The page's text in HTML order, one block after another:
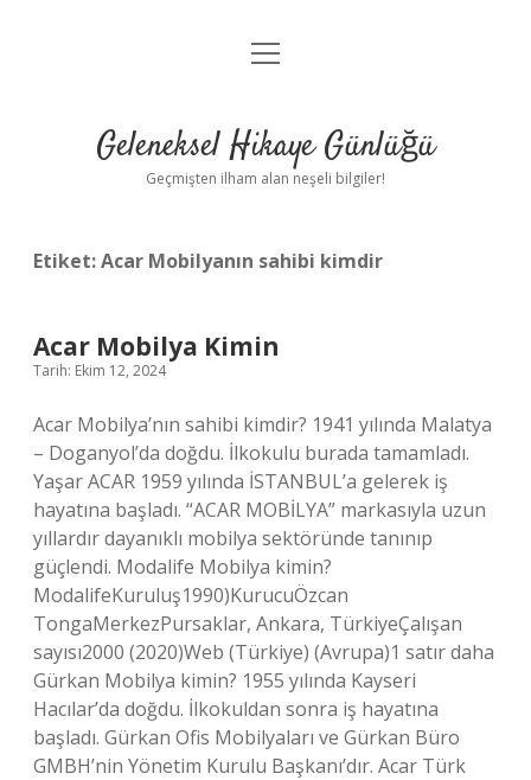
Anasayfa
Yasal Uyarı
menüyü
Geleneksel Hikaye Günlüğü
Geçmişten ilham alan neşeli bilgiler!
Etiket:Acar Mobilyanın sahibi kimdir
Acar Mobilya Kimin
Tarih: Ekim 12, 2024
Acar Mobilya’nın sahibi kimdir? 1941 yılında Malatya
– Doganyol’da doğdu. İlkokulu burada tamamladı.
Yaşar ACAR 1959 yılında İSTANBUL’a gelerek iş
hayatına başladı. “ACAR MOBİLYA” markasıyla uzun
yıllardır dayanıklı mobilya sektöründe tanınıp
güçlendi. Modalife Mobilya kimin?
ModalifeKuruluş1990)KurucuÖzcan
TongaMerkezPursaklar, Ankara, TürkiyeÇalışan
sayısı2000 (2020)Web (Türkiye) (Avrupa)1 satır daha
Gürkan Mobilya kimin? 1955 yılında Kayseri
Hacılar’da doğdu. İlkokuldan sonra iş hayatına
başladı. Gürkan Ofis Mobilyaları ve Gürkan Büro
GMBH’nin Yönetim Kurulu Başkanı’dır. Acar Türk